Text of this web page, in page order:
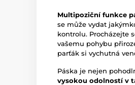
Multipoziční funkce
se může vydat
kontrolu. Procházejte
vašemu pohybu
parťák si vychutná
Páska je nejen
vysokou odolností v